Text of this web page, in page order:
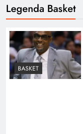
Legenda Basket
BASKET